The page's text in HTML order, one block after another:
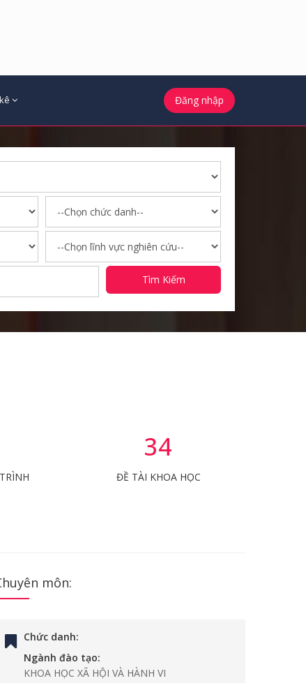
Đăng nhập
Tìm Kiếm
34
ĐỀ TÀI KHOA HỌC
môn:
Chức danh:
Ngành đào tạo:
KHOA HỌC XÃ HỘI VÀ HÀNH VI